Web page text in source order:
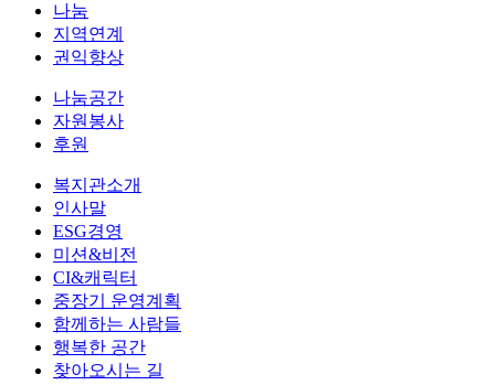
나눔
지역연계
권익향상
나눔공간
자원봉사
후원
복지관소개
인사말
ESG경영
미션&비전
CI&캐릭터
중장기 운영계획
함께하는 사람들
행복한 공간
찾아오시는 길